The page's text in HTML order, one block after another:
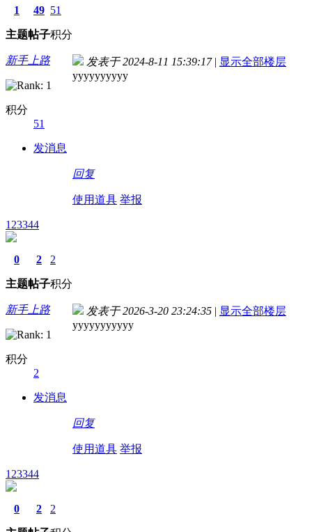
1
主题
49
帖子
51
积分
新手上路
积分
51
发消息
发表于 2024-8-11 15:39:17 | 显示全部楼层
yyyyyyyyyy
回复
使用道具 举报
123344
0
主题
2
帖子
2
积分
新手上路
积分
2
发消息
发表于 2026-3-20 23:24:35 | 显示全部楼层
yyyyyyyyyyy
回复
使用道具 举报
123344
0 2 2